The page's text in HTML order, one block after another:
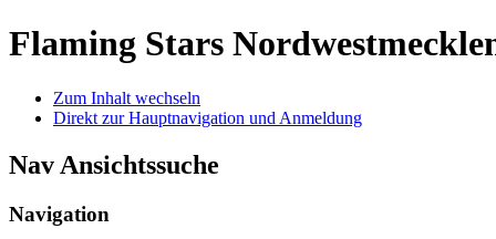
Flaming Stars
Zum Inhalt wechseln
Direkt zur Hauptnavigation und Anmeldung
Nav Ansichtssuche
Navigation